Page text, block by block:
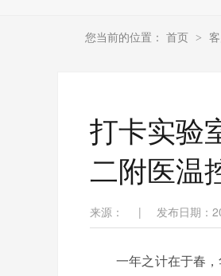
您当前的位置： 首页 >
打卡实验
二附医温
来源： | 发布日期：
一年之计在于春，